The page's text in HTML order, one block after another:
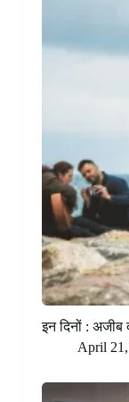
इन दिनों :
April